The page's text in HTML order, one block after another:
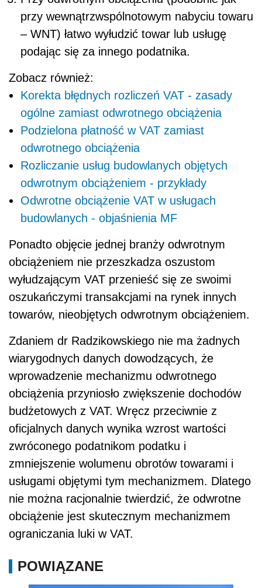
przy wewnątrzwspólnotowym nabyciu towaru
– WNT) łatwo wyłudzić towar lub usługę
podając się za innego podatnika.
Zobacz również:
Korekta błędnych rozliczeń VAT - zasady
ogólne zamiast odwrotnego obciążenia
Podzielona płatność w VAT zamiast
odwrotnego obciążenia
Rozliczanie usług budowlanych objętych
odwrotnym obciążeniem - przykłady
Odwrotne obciążenie VAT w usługach
budowlanych - objaśnienia MF
Ponadto objęcie jednej branży odwrotnym
obciążeniem nie przeszkadza oszustom
wyłudzającym VAT przenieść się ze swoimi
oszukańczymi transakcjami na rynek innych
towarów, nieobjętych odwrotnym obciążeniem.
Zdaniem dr Radzikowskiego nie ma żadnych
wiarygodnych danych dowodzących, że
wprowadzenie mechanizmu odwrotnego
obciążenia przyniosło zwiększenie dochodów
budżetowych z VAT. Wręcz przeciwnie z
oficjalnych danych wynika wzrost wartości
zwróconego podatnikom podatku i
zmniejszenie wolumenu obrotów towarami i
usługami objętymi tym mechanizmem. Dlatego
nie można racjonalnie twierdzić, że odwrotne
obciążenie jest skutecznym mechanizmem
ograniczania luki w VAT.
POWIĄZANE